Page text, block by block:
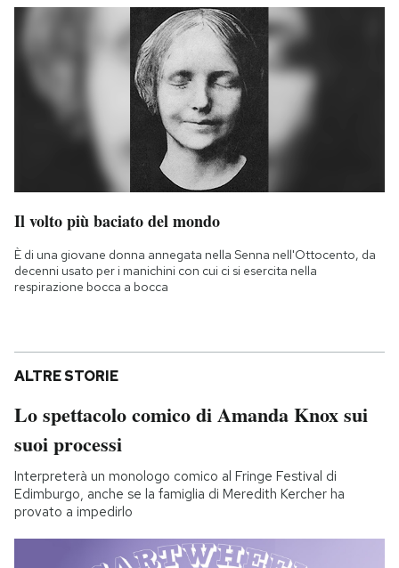
Il volto più baciato del mondo
È di una giovane donna annegata nella Senna nell'Ottocento, da
decenni usato per i manichini con cui ci si esercita nella
respirazione bocca a bocca
ALTRE STORIE
Lo spettacolo comico di Amanda Knox sui
suoi processi
Interpreterà un monologo comico al Fringe Festival di
Edimburgo, anche se la famiglia di Meredith Kercher ha
provato a impedirlo